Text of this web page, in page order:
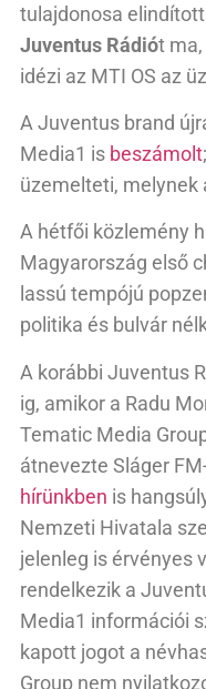
tulajdonosa
Juventus Rádiót
idézi az MTI OS az
A Juventus brand
Media1 is beszámolt
üzemelteti, melynek
A hétfői közlemény
Magyarország első
lassú tempójú
politika és bulvár
A korábbi Juventus
ig, amikor a Radu
Tematic Media
átnevezte Sláger
hírünkben is
Nemzeti Hivatala
jelenleg is érvényes
rendelkezik a
Media1 információi
kapott jogot a
Group nem